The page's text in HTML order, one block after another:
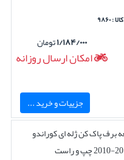
: ۹۸۶۰
۱/۱۸۴/۰۰۰تومان
امکان ارسال روزانه
جزییات و خرید ...
برف پاک کن ژله ای کوراندو
و راست